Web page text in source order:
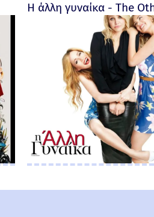
Η άλλη γυναίκα - The